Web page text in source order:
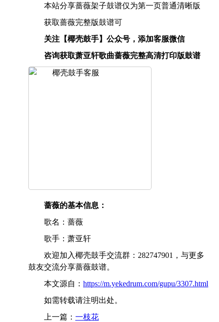
本站分享蔷薇架子鼓谱仅为第一页普通清晰版
获取蔷薇完整版鼓谱可
关注【椰壳鼓手】公众号，添加客服微信
咨询获取萧亚轩歌曲蔷薇完整高清打印版鼓谱
蔷薇的基本信息：
歌名：蔷薇
歌手：萧亚轩
欢迎加入椰壳鼓手交流群：282747901，与更多
鼓友交流分享蔷薇鼓谱。
本文源自： https://m.yekedrum.com/gupu/3307.html
如需转载请注明出处。
上一篇： 一枝花